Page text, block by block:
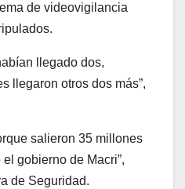
de videovigilancia
llegado dos,
llegaron otros dos más”,
salieron 35 millones
gobierno de Macri”,
de Seguridad.